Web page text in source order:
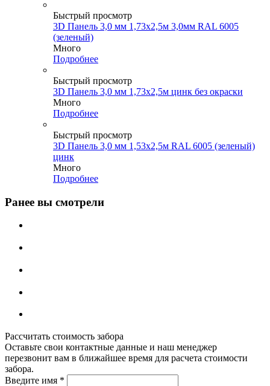
Быстрый просмотр
3D Панель 3,0 мм 1,73х2,5м 3,0мм RAL 6005
(зеленый)
Много
Подробнее
Быстрый просмотр
3D Панель 3,0 мм 1,73х2,5м цинк без окраски
Много
Подробнее
Быстрый просмотр
3D Панель 3,0 мм 1,53х2,5м RAL 6005 (зеленый)
цинк
Много
Подробнее
Ранее вы смотрели
Рассчитать стоимость забора
Оставьте свои контактные данные и наш менеджер
перезвонит вам в ближайшее время для расчета стоимости
забора.
Введите имя *